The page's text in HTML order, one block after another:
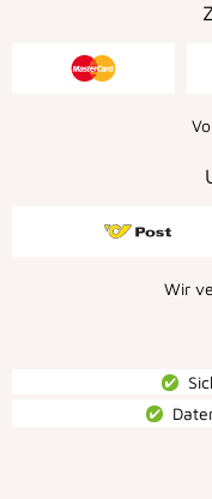
Wir